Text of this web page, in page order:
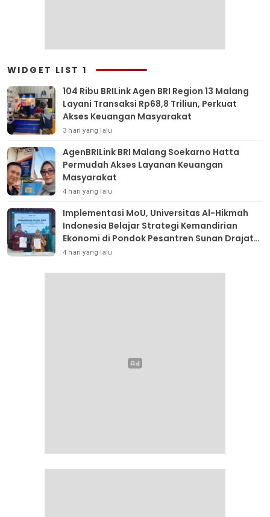
WIDGET LIST 1
104 Ribu BRILink Agen BRI Region 13 Malang
Layani Transaksi Rp68,8 Triliun, Perkuat
Akses Keuangan Masyarakat
3 hari yang lalu
AgenBRILink BRI Malang Soekarno Hatta
Permudah Akses Layanan Keuangan
Masyarakat
4 hari yang lalu
Implementasi MoU, Universitas Al-Hikmah
Indonesia Belajar Strategi Kemandirian
Ekonomi di Pondok Pesantren Sunan Drajat
Lamongan
4 hari yang lalu